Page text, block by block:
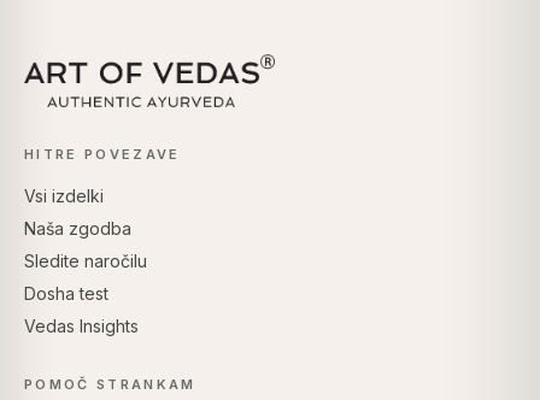
HITRE POVEZAVE
Vsi izdelki
Naša zgodba
Sledite naročilu
Dosha test
Vedas Insights
POMOČ STRANKAM